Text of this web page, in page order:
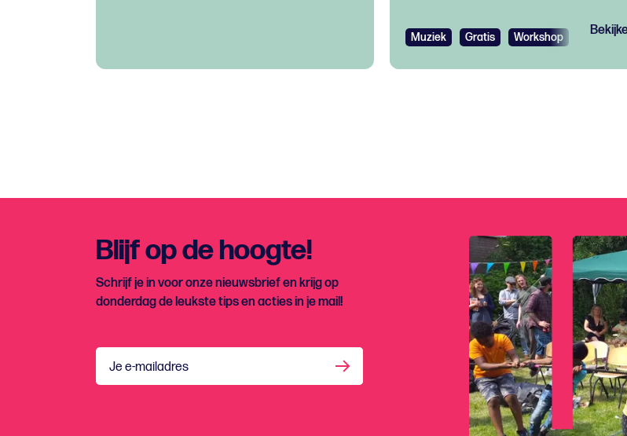
Muziek Gratis Workshop
Blijf op de hoogte!
Schrijf je in voor onze nieuwsbrief en krijg op
donderdag de leukste tips en acties in je mail!
Je e-mailadres